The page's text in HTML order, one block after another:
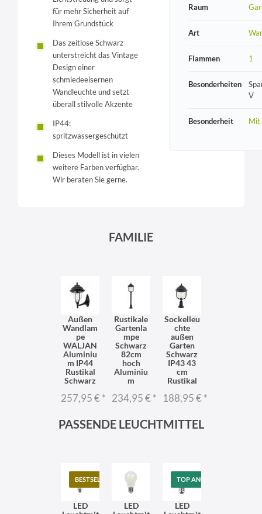
für mehr Sicherheit auf
Ihrem Grundstück
Das zeitlose Schwarz
unterstreicht das Vintage
Design einer
schmiedeeisernen
Wandleuchte und setzt
überall stilvolle Akzente
IP44:
spritzwassergeschützt
Dieses Modell ist in vielen
weitere Farben verfügbar.
Wir beraten Sie gerne.
Raum
Art
Flammen 1
Besonderheiten
V
Besonderheit Mit
FAMILIE
Außen
Wandlam
pe
WALJAN
Aluminiu
m IP44
Rustikal
Schwarz
257,95 €*
Rustikale
Gartenla
mpe
Schwarz
82cm
hoch
Aluminiu
m
234,95 €*
Sockelleu
chte
außen
Garten
Schwarz
IP43 43
cm
Rustikal
188,95 €*
PASSENDE LEUCHTMITTEL
BESTSELLER
LED
LED
TOP ANGEBOT
LED